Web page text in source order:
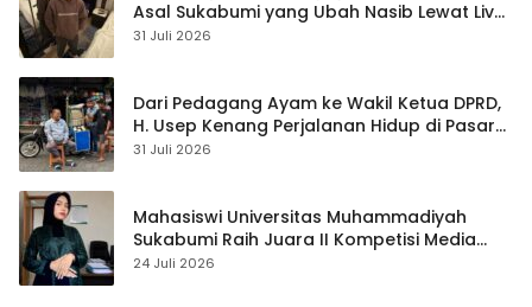
Asal Sukabumi yang Ubah Nasib Lewat Live
Streaming
31 Juli 2026
Dari Pedagang Ayam ke Wakil Ketua DPRD,
H. Usep Kenang Perjalanan Hidup di Pasar
Cisaat
31 Juli 2026
Mahasiswi Universitas Muhammadiyah
Sukabumi Raih Juara II Kompetisi Media
Pembelajaran Digital Tingkat Internasional
24 Juli 2026